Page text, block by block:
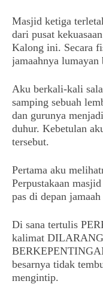
Masjid ketiga
dari pusat
Kalong ini. Secara
jamaahnya lumayan
Aku berkali-kali
samping sebuah
dan gurunya
duhur. Kebetulan
tersebut.
Pertama aku
Perpustakaan
pas di depan
Di sana tertulis
kalimat
besarnya tidak
mengintip.